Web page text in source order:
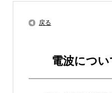
戻る
電波につい